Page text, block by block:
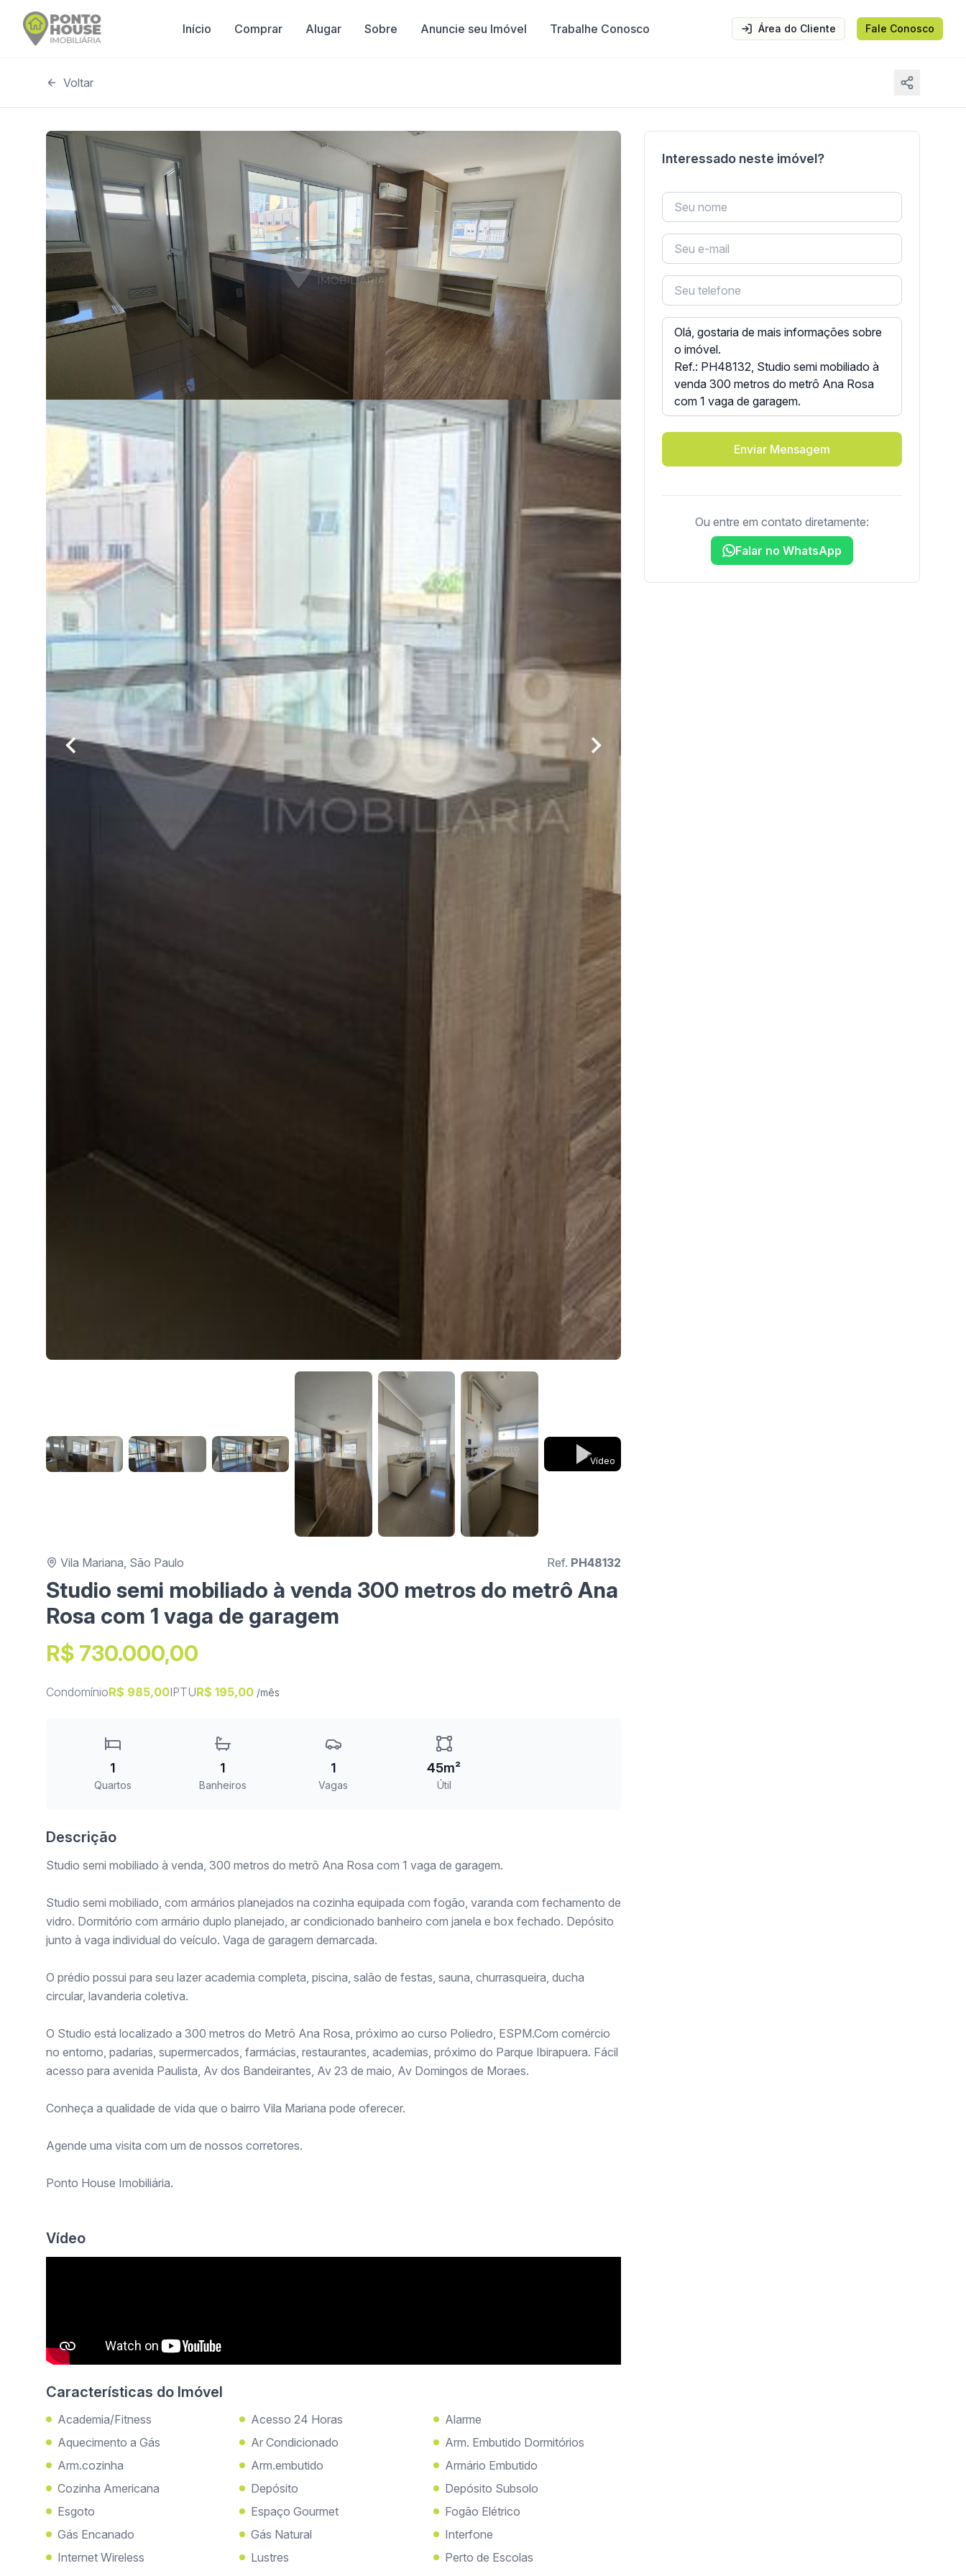
Início Comprar Alugar Sobre Anuncie seu Imóvel Trabalhe Conosco Área do Cliente Fale Conosco
Voltar
Vídeo
Vila Mariana, São Paulo Ref. PH48132
Studio semi mobiliado à venda 300 metros do metrô Ana
Rosa com 1 vaga de garagem
R$ 730.000,00
CondomínioR$ 985,00IPTUR$ 195,00 /mês
1
Quartos
1
Banheiros
1
Vagas
45m²
Útil
Descrição
Studio semi mobiliado à venda, 300 metros do metrô Ana Rosa com 1 vaga de garagem.
Studio semi mobiliado, com armários planejados na cozinha equipada com fogão, varanda com fechamento de
vidro. Dormitório com armário duplo planejado, ar condicionado banheiro com janela e box fechado. Depósito
junto à vaga individual do veículo. Vaga de garagem demarcada.
O prédio possui para seu lazer academia completa, piscina, salão de festas, sauna, churrasqueira, ducha
circular, lavanderia coletiva.
O Studio está localizado a 300 metros do Metrô Ana Rosa, próximo ao curso Poliedro, ESPM.Com comércio
no entorno, padarias, supermercados, farmácias, restaurantes, academias, próximo do Parque Ibirapuera. Fácil
acesso para avenida Paulista, Av dos Bandeirantes, Av 23 de maio, Av Domingos de Moraes.
Conheça a qualidade de vida que o bairro Vila Mariana pode oferecer.
Agende uma visita com um de nossos corretores.
Ponto House Imobiliária.
Vídeo
Características do Imóvel
Academia/Fitness Acesso 24 Horas
Alarme
Aquecimento a Gás
Ar Condicionado
Arm. Embutido Dormitórios
Arm.cozinha
Arm.embutido
Armário Embutido
Cozinha Americana
Depósito
Depósito Subsolo
Esgoto
Espaço Gourmet
Fogão Elétrico
Gás Encanado
Gás Natural
Interfone
Internet Wireless
Lustres
Perto de Escolas
Interessado neste imóvel?
Enviar Mensagem
Ou entre em contato diretamente:
Falar no WhatsApp